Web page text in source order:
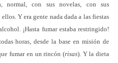
normal, con sus novelas, con sus
Y era gente nada dada a las fiestas
¡Hasta fumar estaba restringido!
horas, desde la base en misión de
fumar en un rincón (risas). Y la dieta